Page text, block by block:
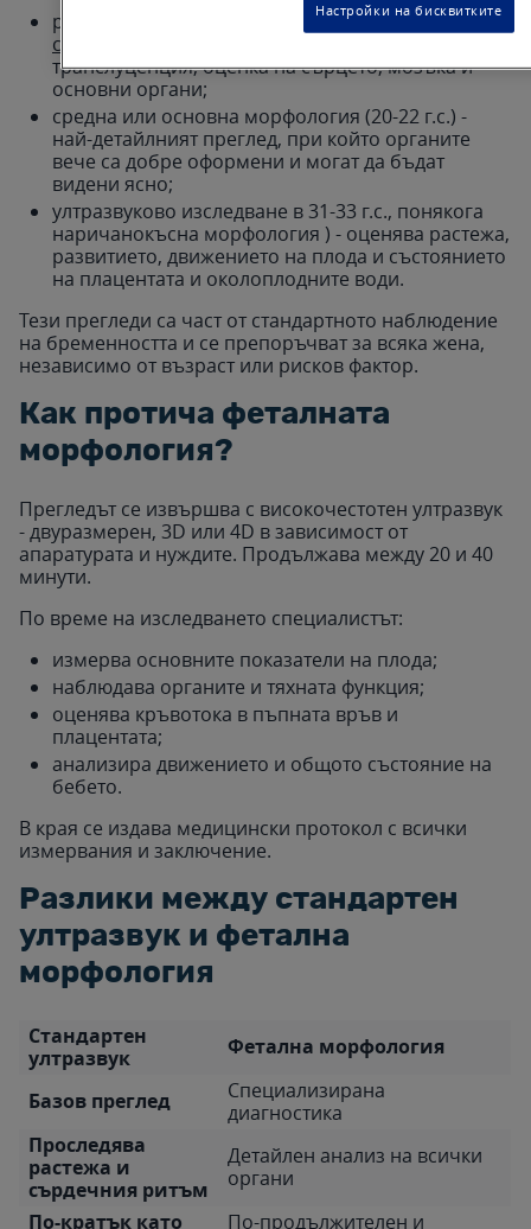
ранна морфология (11–13+6 г.с.) -първоначален
скрининг
транслуценция, оценка на сърцето, мозъка и
основни органи;
средна или основна морфология (20-22 г.с.) -
най-детайлният преглед, при който органите
вече са добре оформени и могат да бъдат
видени ясно;
ултразвуково изследване в 31-33 г.с., понякога
наричанокъсна морфология ) - оценява растежа,
развитието, движението на плода и състоянието
на плацентата и околоплодните води.
Тези прегледи са част от стандартното наблюдение
на бременността и се препоръчват за всяка жена,
независимо от възраст или рисков фактор.
Как протича феталната
морфология?
Прегледът се извършва с високочестотен ултразвук
- двуразмерен, 3D или 4D в зависимост от
апаратурата и нуждите. Продължава между 20 и 40
минути.
По време на изследването специалистът:
измерва основните показатели на плода;
наблюдава органите и тяхната функция;
оценява кръвотока в пъпната връв и
плацентата;
анализира движението и общото състояние на
бебето.
В края се издава медицински протокол с всички
измервания и заключение.
Разлики между стандартен
ултразвук и фетална
морфология
Стандартен
ултразвук
Фетална морфология
Базов преглед
Специализирана
диагностика
Проследява
растежа и
сърдечния ритъм
Детайлен анализ на всички
органи
По-кратък като
По-продължителен и
Настройки на бисквитките